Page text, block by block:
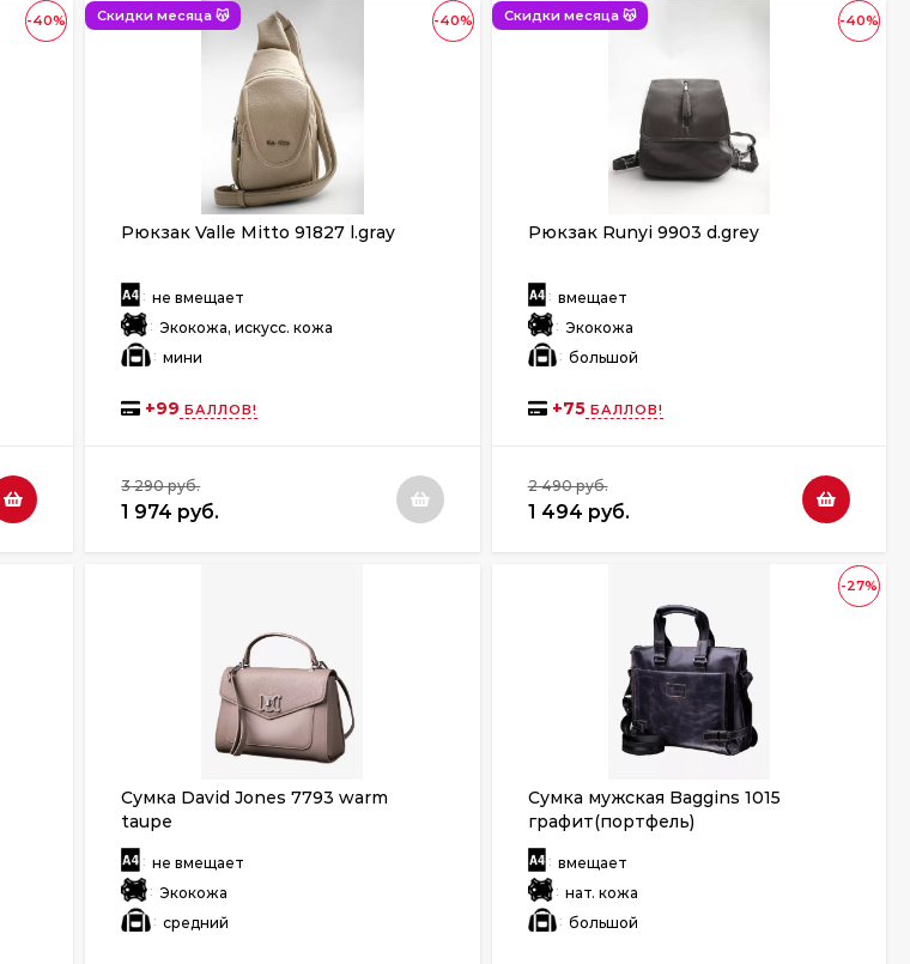
-40% -40%
Скидки месяца 😽
Рюкзак Valle Mitto 91827 l.gray
: не вмещает
: Экокожа, искусс. кожа
: мини
+99 БАЛЛОВ!
3 290 руб.
1 974 руб.
-40%
Скидки месяца 😽
Рюкзак Runyi 9903 d.grey
: вмещает
: Экокожа
: большой
+75БАЛЛОВ!
2 490 руб.
1 494 руб.
Сумка David Jones 7793 warm
taupe
: не вмещает
: Экокожа
: средний
-27%
Сумка мужская Baggins 1015
графит(портфель)
: вмещает
: нат. кожа
: большой